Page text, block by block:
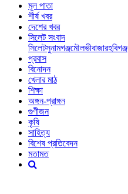
মূল পাতা
শীর্ষ খবর
দেশের খবর
সিলেট সংবাদ
সিলেটসুনামগঞ্জমৌলভীবাজারহবিগঞ্জ
প্রবাস
বিনোদন
খেলার মাঠ
শিক্ষা
অঙ্গন-প্রাঙ্গন
গুণীজন
কৃষি
সাহিত্য
বিশেষ প্রতিবেদন
মতামত